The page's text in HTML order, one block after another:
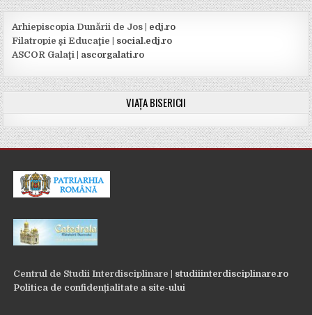
Arhiepiscopia Dunării de Jos | edj.ro
Filatropie şi Educaţie | social.edj.ro
ASCOR Galaţi | ascorgalati.ro
VIAȚA BISERICII
Centrul de Studii Interdisciplinare | studiiinterdisciplinare.ro
Politica de confidențialitate a site-ului